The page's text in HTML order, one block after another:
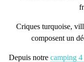
Criques turquoise,
composent un
Depuis notre camping